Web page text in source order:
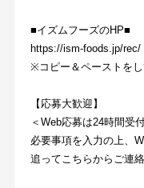
■イズムフーズのHP■
https://ism-foods.jp/rec/
※コピー＆ペーストをし
【応募大歓迎】
＜Web応募は24時間受
必要事項を入力の上、
追ってこちらからご連